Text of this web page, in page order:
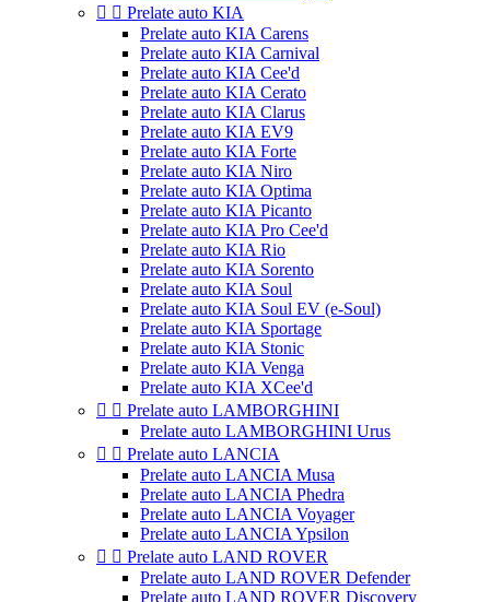
  Prelate auto KIA
Prelate auto KIA Carens
Prelate auto KIA Carnival
Prelate auto KIA Cee'd
Prelate auto KIA Cerato
Prelate auto KIA Clarus
Prelate auto KIA EV9
Prelate auto KIA Forte
Prelate auto KIA Niro
Prelate auto KIA Optima
Prelate auto KIA Picanto
Prelate auto KIA Pro Cee'd
Prelate auto KIA Rio
Prelate auto KIA Sorento
Prelate auto KIA Soul
Prelate auto KIA Soul EV (e-Soul)
Prelate auto KIA Sportage
Prelate auto KIA Stonic
Prelate auto KIA Venga
Prelate auto KIA XCee'd
  Prelate auto LAMBORGHINI
Prelate auto LAMBORGHINI Urus
  Prelate auto LANCIA
Prelate auto LANCIA Musa
Prelate auto LANCIA Phedra
Prelate auto LANCIA Voyager
Prelate auto LANCIA Ypsilon
  Prelate auto LAND ROVER
Prelate auto LAND ROVER Defender
Prelate auto LAND ROVER Discovery